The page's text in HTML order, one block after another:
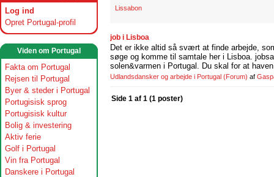
Log ind
Opret Portugal-profil
Viden om Portugal
Fakta om Portugal
Rejsen til Portugal
Byer & steder i Portugal
Portugisisk sprog
Portugisisk kultur
Bolig & investering
Aktiv ferie
Golf i Portugal
Vin fra Portugal
Danskere i Portugal
Lissabon
job i Lisboa
Det er ikke altid så svært at finde arbejde,
søge og komme til samtale her i Lisboa.
solen&varmen i Portugal. Du skal for at
Udlandsdansker og arbejde i Portugal (Forum) af
Side 1 af 1 (1 poster)